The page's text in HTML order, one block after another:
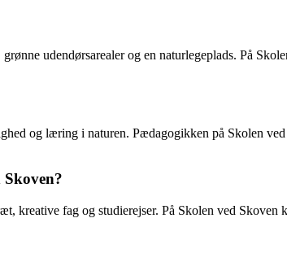
udendørsarealer og en naturlegeplads. På
og læring i naturen. Pædagogikken på Skolen
kreative fag og studierejser. På Skolen ved